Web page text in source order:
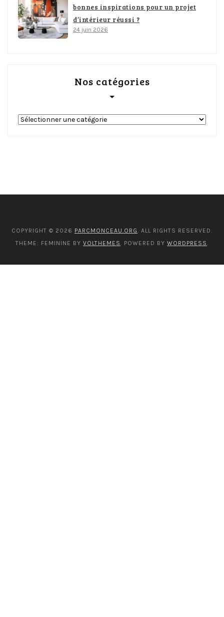
bonnes inspirations pour un projet
d’intérieur réussi ?
24 juin 2026
Nos catégories
COPYRIGHT © 2026 PARCMONCEAU.ORG. ALL RIGHTS RESERVED.
THEME: FEMININE BY VOLTHEMES. POWERED BY WORDPRESS.